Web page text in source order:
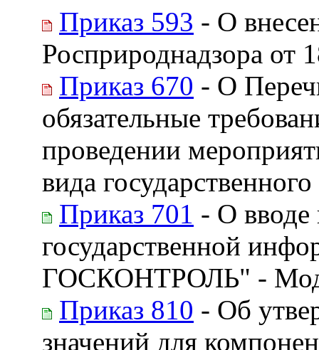
Приказ 593 - О
Росприроднадзора от
Приказ 670 - О
обязательные
проведении
вида
Приказ 701 - О вводе
государственной
ГОСКОНТРОЛЬ" -
Приказ 810 - Об
значений для